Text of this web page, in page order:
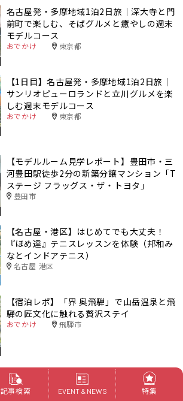
名古屋発・多摩地域1泊2日旅｜深大寺と門
前町で楽しむ、そばグルメと癒やしの週末
モデルコース
おでかけ 東京都
【1日目】名古屋発・多摩地域1泊2日旅｜
サンリオピューロランドと立川グルメを楽
しむ週末モデルコース
おでかけ 東京都
【モデルルーム見学レポート】豊田市・三
河豊田駅徒歩2分の新築分譲マンション「T
ステージ フラッグス・ザ・トヨタ」
豊田市
【名古屋・港区】はじめてでも大丈夫！
『ほめ達』テニスレッスンを体験（邦和み
なとインドアテニス）
名古屋 港区
【宿泊レポ】「界 奥飛騨」で山岳温泉と飛
騨の匠文化に触れる贅沢ステイ
おでかけ 飛騨市
新着記事
記事検索 EVENT & NEWS 特集